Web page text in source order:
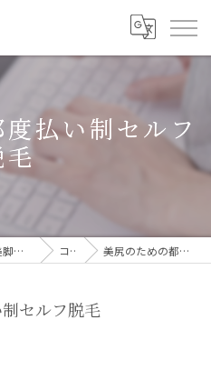
払い制セルフ
毛
広島市南区の美尻なら美尻・美脚トレーニング・セルフ脱毛 ビジリンヌ コラム 美尻のための都度払い制セルフ脱毛
セルフ脱毛